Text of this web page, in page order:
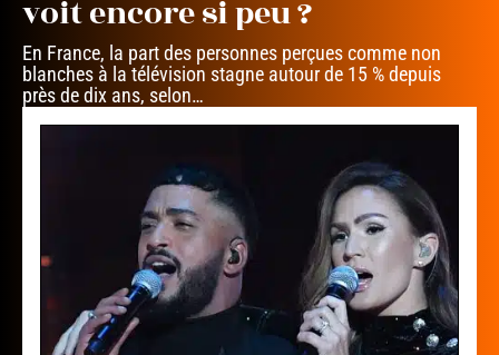
voit encore si peu ?
En France, la part des personnes perçues comme non
blanches à la télévision stagne autour de 15 % depuis
près de dix ans, selon…